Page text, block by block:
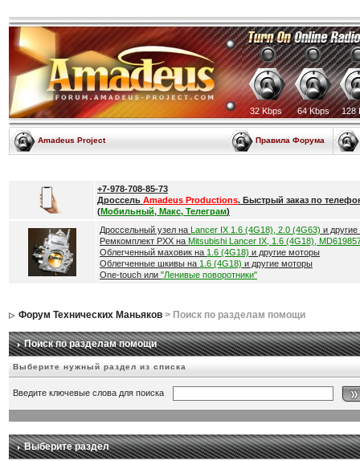
32 Kbps 64 Kbps 128
Amadeus Project Правила Форума
+7-978-708-85-73
Дроссель Amadeus Productions. Быстрый заказ по
(Мобильный, Макс, Телеграм)
Дроссельный узел на Lancer IX 1.6 (4G18), 2.0 (4G63) и
Ремкомплект РХХ на Mitsubishi Lancer IX, 1.6 (4G18),
Облегченный маховик на 1.6 (4G18) и другие моторы
Облегченные шкивы на 1.6 (4G18) и другие моторы
One-touch или "Ленивые поворотники"
Форум Технических Маньяков> Поиск по разделам помощи
Поиск по разделам помощи
Выберите нужный раздел из списка
Введите ключевые слова для поиска
Выберите раздел